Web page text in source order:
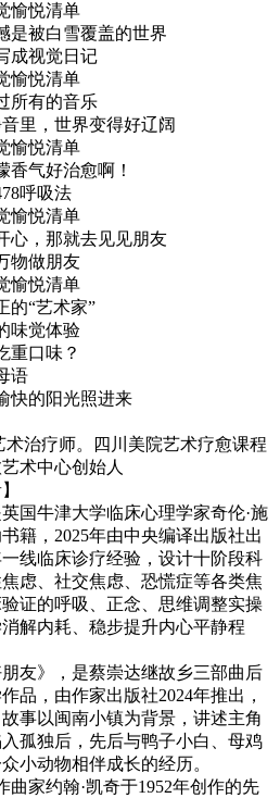
愉悦清单
是被白雪覆盖的世界
成视觉日记
愉悦清单
所有的音乐
里，世界变得好辽阔
愉悦清单
香气好治愈啊！
呼吸法
愉悦清单
心，那就去见见朋友
物做朋友
愉悦清单
的“艺术家”
味觉体验
重口味？
语
快的阳光照进来
治疗师。四川美院艺术疗愈课程
术中心创始人
英国牛津大学临床心理学家奇伦·施
籍，2025年由中央编译出版社出
线临床诊疗经验，设计十阶段科
虑、社交焦虑、恐慌症等各类焦
证的呼吸、正念、思维调整实操
解内耗、稳步提升内心平静程
朋友》，是蔡崇达继故乡三部曲后
品，由作家出版社2024年推出，
事以闽南小镇为背景，讲述主角
孤独后，先后与鸭子小白、母鸡
小动物相伴成长的经历。
曲家约翰·凯奇于1952年创作的先